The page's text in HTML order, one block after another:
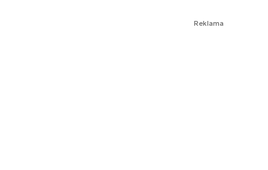
Reklama